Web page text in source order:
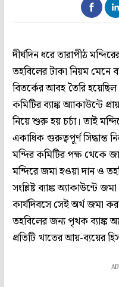
দীর্ঘদিন ধরে তারাপীঠ
তহবিলের টাকা নিয়ম মেনে
বিতর্কের আবহ তৈরি
কমিটির ব্যাঙ্ক অ্যাকাউন্টে
নিয়ে শুরু হয় চর্চা। তাই
একাধিক গুরুত্বপূর্ণ সিদ্ধান্ত
মন্দির কমিটির পক্ষ থেকে
মন্দিরে জমা হওয়া দান ও
সংশ্লিষ্ট ব্যাঙ্ক অ্যাকাউন্টে
কার্যদিবসে সেই অর্থ জমা
তহবিলের জন্য পৃথক ব্যাঙ্ক
প্রতিটি খাতের আয়-ব্যয়ের